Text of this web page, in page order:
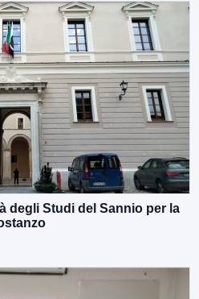
degli Studi del Sannio per la